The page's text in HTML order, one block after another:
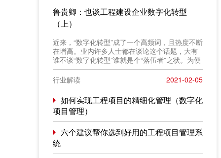
鲁贵卿：也谈工程建设企业数字化转型
（上）
近来，“数字化转型”成了一个高频词，且热度不断
在增高。业内许多人士都在谈论这个话题，大有
谁不谈“数字化转型”谁就是个“落伍者”之状。为便
于在相同语境下讨论问题，今天我也凑个热闹，
以“数字化转型”为题，谈一点粗浅认识，就教于同
行。
行业解读 2021-02-05
如何实现工程项目的精细化管理（数字化
项目管理）
六个建议帮你选到好用的工程项目管理系
统